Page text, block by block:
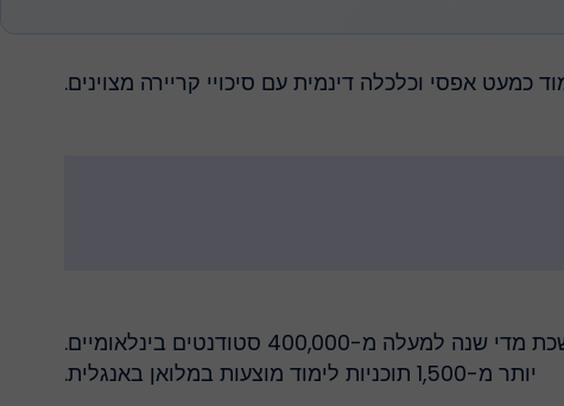
כמעט אפסי וכלכלה דינמית עם סיכויי קריירה מצוינים.
אוניברסיטאות ציבוריות בגרמניה גובות דמי סמסטר של 150-350 יורו בלבד — לא שכר לימוד. גרמניה מושכת מדי שנה למעלה מ-400,000 סטודנטים בינלאומיים.
יותר מ-1,500 תוכניות לימוד מוצעות במלואן באנגלית.